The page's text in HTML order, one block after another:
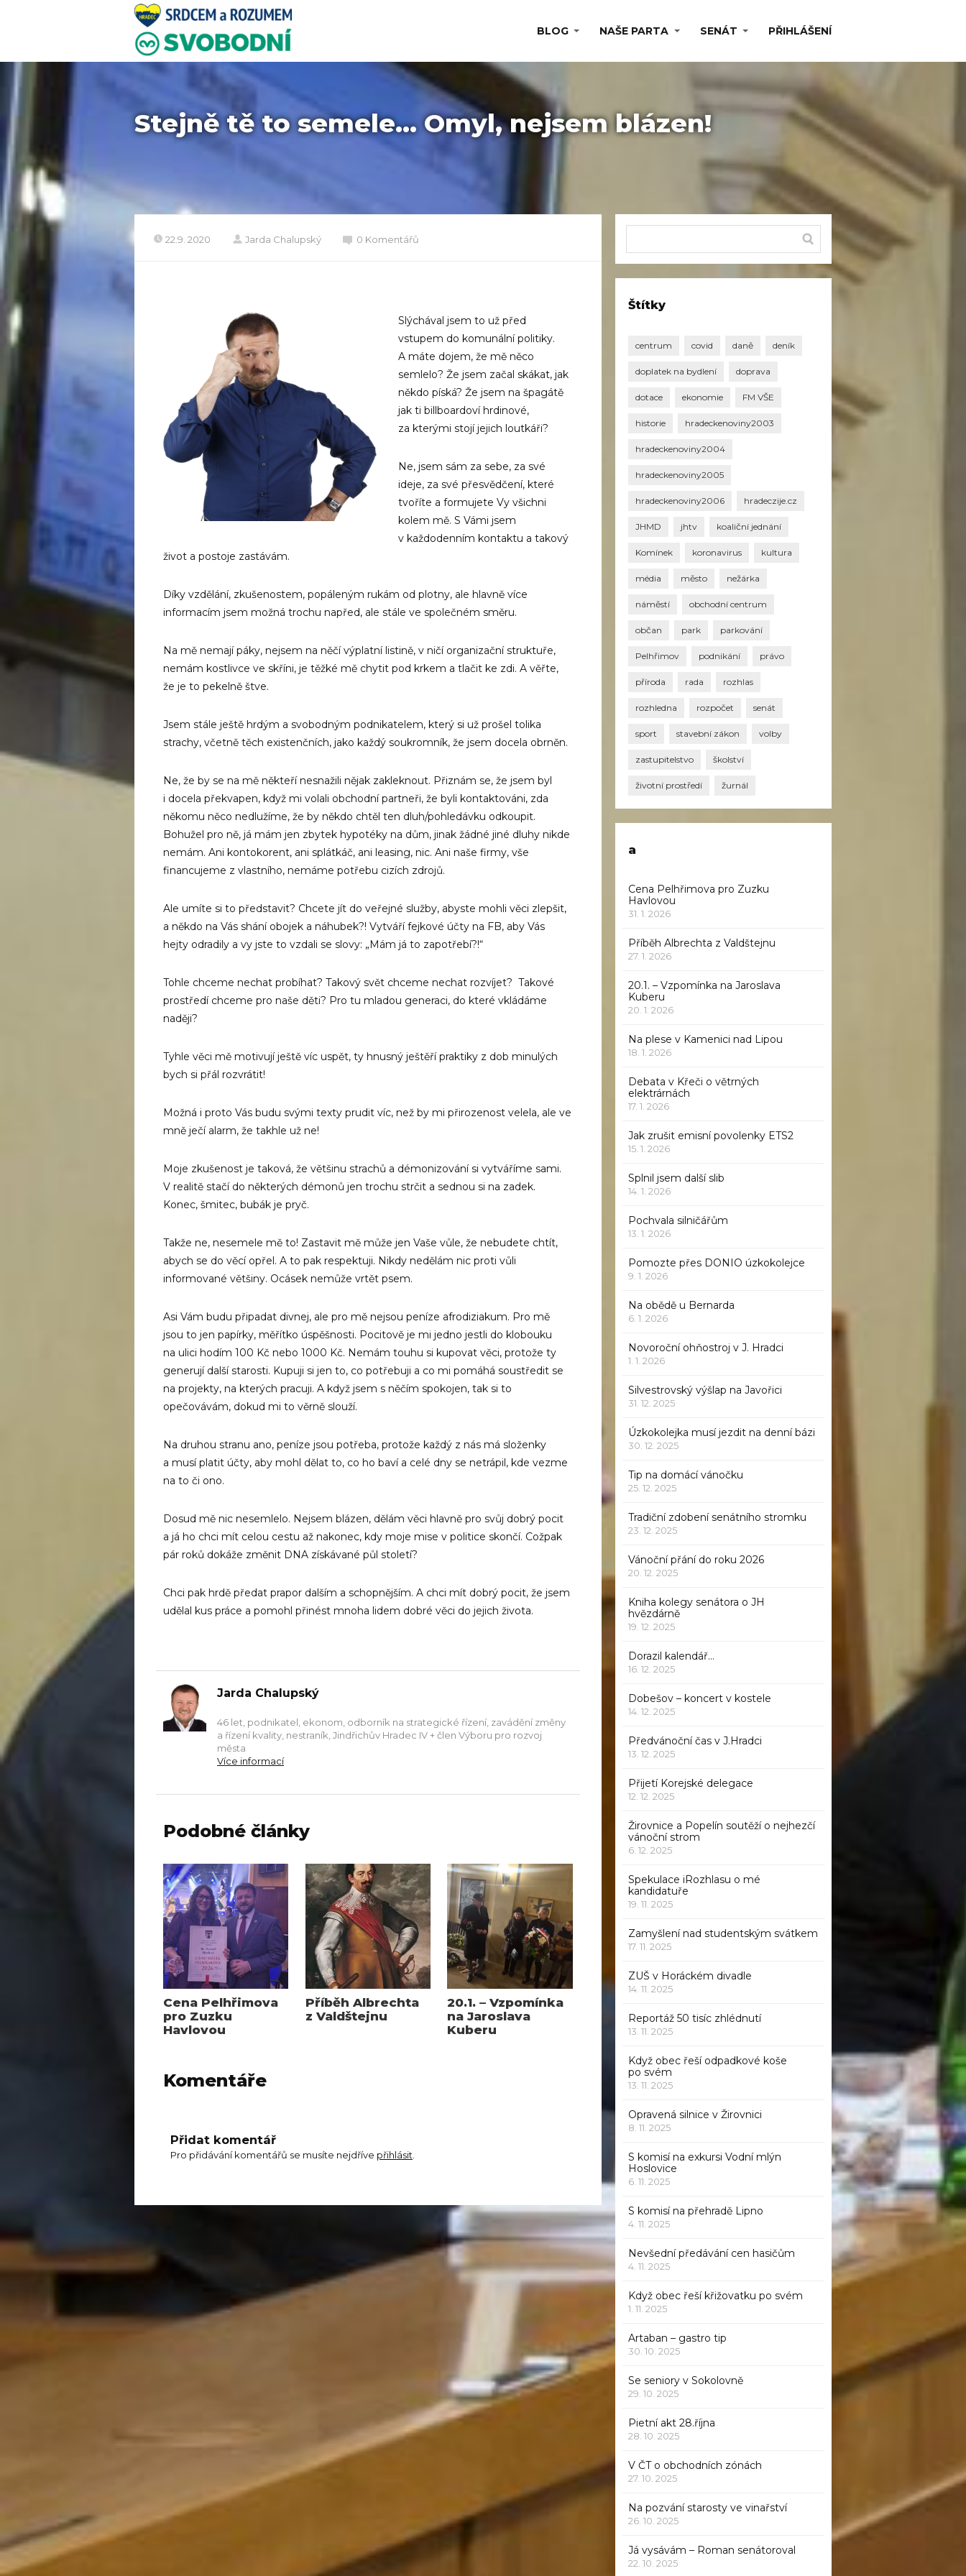
BLOG NAŠE PARTA SENÁT PŘIHLÁŠENÍ
Stejně tě to semele… Omyl, nejsem blázen!
22.9. 2020 Jarda Chalupský 0 Komentářů
Slýchával jsem to už před
vstupem do komunální politiky.
A máte dojem, že mě něco
semlelo? Že jsem začal skákat, jak
někdo píská? Že jsem na špagátě
jak ti billboardoví hrdinové,
za kterými stojí jejich loutkáři?
Ne, jsem sám za sebe, za své
ideje, za své přesvědčení, které
tvoříte a formujete Vy všichni
kolem mě. S Vámi jsem
v každodenním kontaktu a takový
život a postoje zastávám.
Díky vzdělání, zkušenostem, popáleným rukám od plotny, ale hlavně více
informacím jsem možná trochu napřed, ale stále ve společném směru.
Na mě nemají páky, nejsem na něčí výplatní listině, v ničí organizační struktuře,
nemám kostlivce ve skříni, je těžké mě chytit pod krkem a tlačit ke zdi. A věřte,
že je to pekelně štve.
Jsem stále ještě hrdým a svobodným podnikatelem, který si už prošel tolika
strachy, včetně těch existenčních, jako každý soukromník, že jsem docela obrněn.
Ne, že by se na mě někteří nesnažili nějak zakleknout. Přiznám se, že jsem byl
i docela překvapen, když mi volali obchodní partneři, že byli kontaktováni, zda
někomu něco nedlužíme, že by někdo chtěl ten dluh/pohledávku odkoupit.
Bohužel pro ně, já mám jen zbytek hypotéky na dům, jinak žádné jiné dluhy nikde
nemám. Ani kontokorent, ani splátkáč, ani leasing, nic. Ani naše firmy, vše
financujeme z vlastního, nemáme potřebu cizích zdrojů.
Ale umíte si to představit? Chcete jít do veřejné služby, abyste mohli věci zlepšit,
a někdo na Vás shání obojek a náhubek?! Vytváří fejkové účty na FB, aby Vás
hejty odradily a vy jste to vzdali se slovy: „Mám já to zapotřebí?!“
Tohle chceme nechat probíhat? Takový svět chceme nechat rozvíjet? Takové
prostředí chceme pro naše děti? Pro tu mladou generaci, do které vkládáme
naději?
Tyhle věci mě motivují ještě víc uspět, ty hnusný ještěří praktiky z dob minulých
bych si přál rozvrátit!
Možná i proto Vás budu svými texty prudit víc, než by mi přirozenost velela, ale ve
mně ječí alarm, že takhle už ne!
Moje zkušenost je taková, že většinu strachů a démonizování si vytváříme sami.
V realitě stačí do některých démonů jen trochu strčit a sednou si na zadek.
Konec, šmitec, bubák je pryč.
Takže ne, nesemele mě to! Zastavit mě může jen Vaše vůle, že nebudete chtít,
abych se do věcí opřel. A to pak respektuji. Nikdy nedělám nic proti vůli
informované většiny. Ocásek nemůže vrtět psem.
Asi Vám budu připadat divnej, ale pro mě nejsou peníze afrodiziakum. Pro mě
jsou to jen papírky, měřítko úspěšnosti. Pocitově je mi jedno jestli do klobouku
na ulici hodím 100 Kč nebo 1000 Kč. Nemám touhu si kupovat věci, protože ty
generují další starosti. Kupuji si jen to, co potřebuji a co mi pomáhá soustředit se
na projekty, na kterých pracuji. A když jsem s něčím spokojen, tak si to
opečovávám, dokud mi to věrně slouží.
Na druhou stranu ano, peníze jsou potřeba, protože každý z nás má složenky
a musí platit účty, aby mohl dělat to, co ho baví a celé dny se netrápil, kde vezme
na to či ono.
Dosud mě nic nesemlelo. Nejsem blázen, dělám věci hlavně pro svůj dobrý pocit
a já ho chci mít celou cestu až nakonec, kdy moje mise v politice skončí. Cožpak
pár roků dokáže změnit DNA získávané půl století?
Chci pak hrdě předat prapor dalším a schopnějším. A chci mít dobrý pocit, že jsem
udělal kus práce a pomohl přinést mnoha lidem dobré věci do jejich života.
Jarda Chalupský
46 let, podnikatel, ekonom, odborník na strategické řízení, zavádění změny
a řízení kvality, nestraník, Jindřichův Hradec IV + člen Výboru pro rozvoj
města
Více informací
Podobné články
Cena Pelhřimova
pro Zuzku
Havlovou
Příběh Albrechta
z Valdštejnu
20.1. – Vzpomínka
na Jaroslava
Kuberu
Komentáře
Přidat komentář
Pro přidávání komentářů se musíte nejdříve přihlásit.
Štítky
centrum covid daně deník
doplatek na bydlení doprava
dotace ekonomie FM VŠE
historie hradeckenoviny2003
hradeckenoviny2004
hradeckenoviny2005
hradeckenoviny2006 hradeczije.cz
JHMD jhtv koaliční jednání
Komínek koronavirus kultura
média město nežárka
náměstí obchodní centrum
občan park parkování
Pelhřimov podnikání právo
příroda rada rozhlas
rozhledna rozpočet senát
sport stavební zákon volby
zastupitelstvo školství
životní prostředí žurnál
a
Cena Pelhřimova pro Zuzku
Havlovou
31. 1. 2026
Příběh Albrechta z Valdštejnu
27. 1. 2026
20.1. – Vzpomínka na Jaroslava
Kuberu
20. 1. 2026
Na plese v Kamenici nad Lipou
18. 1. 2026
Debata v Křeči o větrných
elektrárnách
17. 1. 2026
Jak zrušit emisní povolenky ETS2
15. 1. 2026
Splnil jsem další slib
14. 1. 2026
Pochvala silničářům
13. 1. 2026
Pomozte přes DONIO úzkokolejce
9. 1. 2026
Na obědě u Bernarda
6. 1. 2026
Novoroční ohňostroj v J. Hradci
1. 1. 2026
Silvestrovský výšlap na Javořici
31. 12. 2025
Úzkokolejka musí jezdit na denní bázi
30. 12. 2025
Tip na domácí vánočku
25. 12. 2025
Tradiční zdobení senátního stromku
23. 12. 2025
Vánoční přání do roku 2026
20. 12. 2025
Kniha kolegy senátora o JH
hvězdárně
19. 12. 2025
Dorazil kalendář…
16. 12. 2025
Dobešov – koncert v kostele
14. 12. 2025
Předvánoční čas v J.Hradci
13. 12. 2025
Přijetí Korejské delegace
12. 12. 2025
Žirovnice a Popelín soutěží o nejhezčí
vánoční strom
6. 12. 2025
Spekulace iRozhlasu o mé
kandidatuře
19. 11. 2025
Zamyšlení nad studentským svátkem
17. 11. 2025
ZUŠ v Horáckém divadle
14. 11. 2025
Reportáž 50 tisíc zhlédnutí
13. 11. 2025
Když obec řeší odpadkové koše
po svém
13. 11. 2025
Opravená silnice v Žirovnici
8. 11. 2025
S komisí na exkursi Vodní mlýn
Hoslovice
6. 11. 2025
S komisí na přehradě Lipno
4. 11. 2025
Nevšední předávání cen hasičům
4. 11. 2025
Když obec řeší křižovatku po svém
1. 11. 2025
Artaban – gastro tip
30. 10. 2025
Se seniory v Sokolovně
29. 10. 2025
Pietní akt 28.října
28. 10. 2025
V ČT o obchodních zónách
27. 10. 2025
Na pozvání starosty ve vinařství
26. 10. 2025
Já vysávám – Roman senátoroval
22. 10. 2025